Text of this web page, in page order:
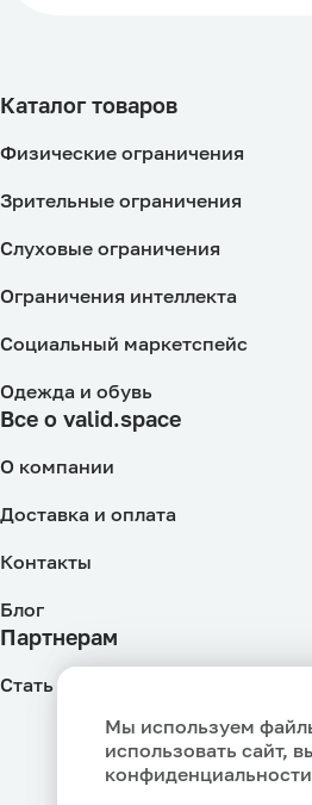
Ваш город
Каталог товаров
Физические ограничения
Зрительные ограничения
Слуховые ограничения
Ограничения интеллекта
Социальный маркетспейс
Одежда и обувь
Все о valid.space
О компании
Доставка и оплата
Контакты
Блог
Партнерам
Стать Продавцом
Мы используем
использовать сайт,
конфиденциальности